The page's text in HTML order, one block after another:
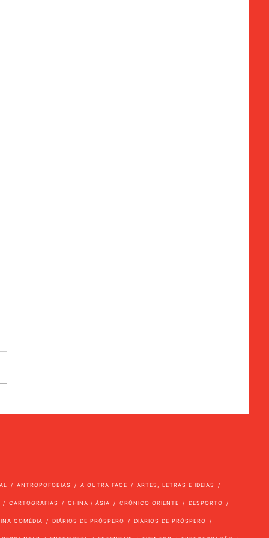
ANTROPOFOBIAS A OUTRA FACE ARTES, LETRAS E IDEIAS
CARTOGRAFIAS CHINA / ÁSIA CRÓNICO ORIENTE DESPORTO
COMÉDIA DIÁRIOS DE PRÓSPERO DIÁRIOS DE PRÓSPERO